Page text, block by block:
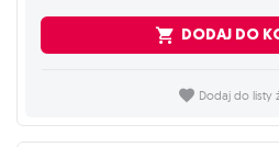
DODAJ DO
Dodaj do listy